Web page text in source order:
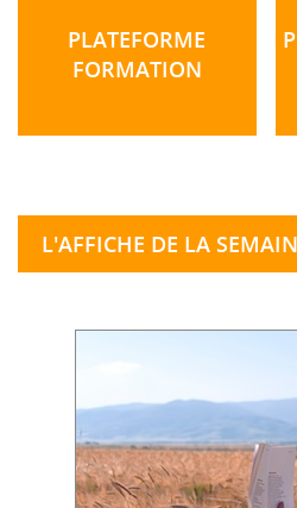
PLATEFORME
FORMATION
L'AFFICHE DE LA